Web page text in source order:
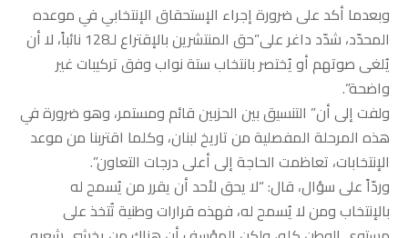
وبعدما أكد على ضرورة إجراء الإستحقاق الإنتخابي في موعده
المحدّد، شدّد داغر على”حق المنتشرين بالإقتراع لـ128 نائباً، لا أن
يُلغى صوتهم أو يُختصر بانتخاب ستة نواب وفق تركيبات غير
واضحة”.
ولفت إلى أن” التنسيق بين الحزبين قائم ومستمر، وهو ضرورة في
هذه المرحلة المفصلية من تاريخ لبنان، وكلما اقتربنا من موعد
الإنتخابات، تعاظمت الحاجة إلى أعلى درجات التعاون”.
وردّاً على سؤال، قال: “لا يحق لأحد أن يقرر من يُسمح له
بالإنتخاب ومن لا يُسمح له، فهذه قرارات وطنية تُتخذ على